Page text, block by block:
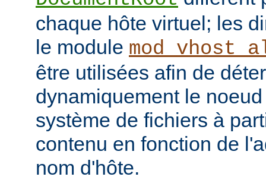
chaque hôte virtuel; les
le module
être utilisées afin de
dynamiquement le
système de fichiers à
contenu en fonction de
nom d'hôte.